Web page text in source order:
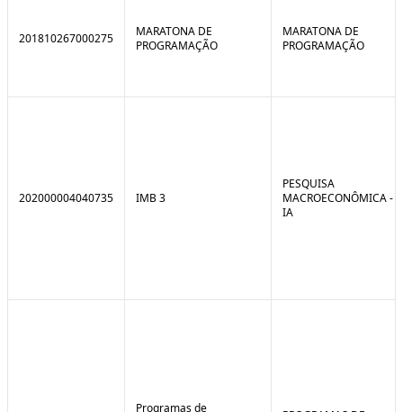
201810267000275
MARATONA DE
PROGRAMAÇÃO
MARATONA DE
PROGRAMAÇÃO
202000004040735 IMB 3
PESQUISA
MACROECONÔMICA -
IA
Programas de